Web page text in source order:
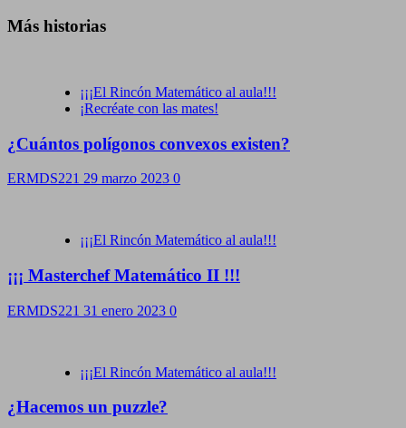
Más historias
¡¡¡El Rincón Matemático al aula!!!
¡Recréate con las mates!
¿Cuántos polígonos convexos existen?
ERMDS221 29 marzo 2023 0
¡¡¡El Rincón Matemático al aula!!!
¡¡¡ Masterchef Matemático II !!!
ERMDS221 31 enero 2023 0
¡¡¡El Rincón Matemático al aula!!!
¿Hacemos un puzzle?